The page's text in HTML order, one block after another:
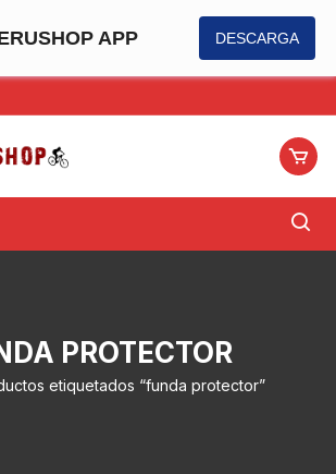
APP DESCARGA
PROTECTOR
etiquetados “funda protector”